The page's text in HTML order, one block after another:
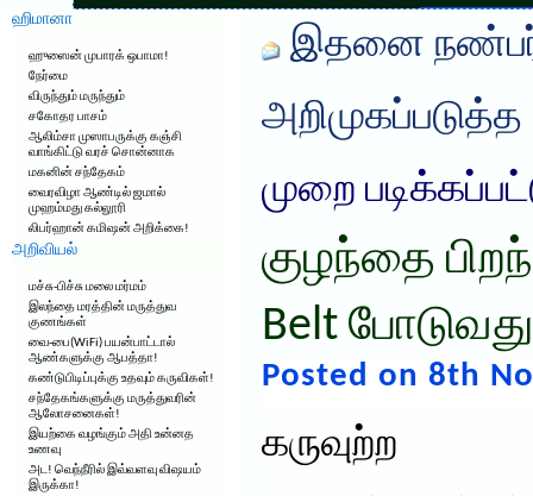
ஹிமானா
ஹுஸைன் முபாரக் ஒபாமா!
நேர்மை
விருந்தும் மருந்தும்
சகோதர பாசம்
ஆலிம்சா முஸாபருக்கு கஞ்சி
வாங்கிட்டு வரச் சொன்னாக
மகனின் சந்தேகம்
வைரவிழா ஆண்டில் ஜமால்
முஹம்மது கல்லூரி
லிபர்ஹான் கமிஷன் அறிக்கை!
அறிவியல்
மச்சு-பிச்சு மலை மர்மம்
இலந்தை மரத்தின் மருத்துவ
குணங்கள்
வை-பை(WiFi) பயன்பாட்டால்
ஆண்களுக்கு ஆபத்தா!
கண்டுபிடிப்புக்கு உதவும் கருவிகள்!
சந்தேகங்களுக்கு மருத்துவரின்
ஆலோசனைகள்!
இயற்கை வழங்கும் அதி உன்னத
உணவு
அட! வெந்நீரில் இவ்வளவு விஷயம்
இருக்கா!
இதனை
அறிமுகப்படுத்த
முறை
குழந்தை
Belt
Posted on 8th